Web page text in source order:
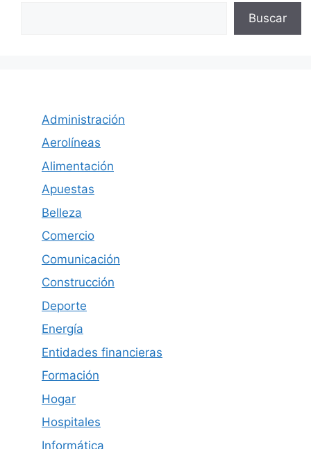
Buscar
Administración
Aerolíneas
Alimentación
Apuestas
Belleza
Comercio
Comunicación
Construcción
Deporte
Energía
Entidades financieras
Formación
Hogar
Hospitales
Informática